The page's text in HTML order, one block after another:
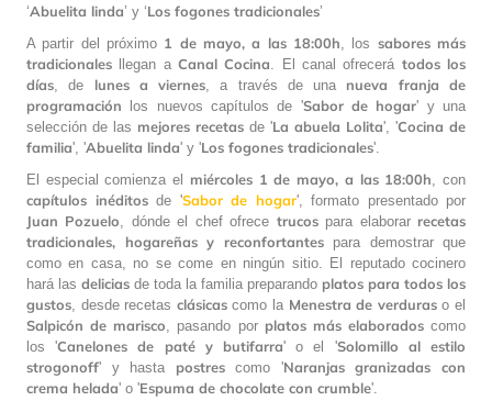
‘Abuelita linda’ y ‘Los fogones tradicionales’
A partir del próximo 1 de mayo, a las 18:00h , los sabores más
tradicionales llegan a Canal Cocina . El canal ofrecerá todos los
días , de lunes a viernes , a través de una nueva franja de
programación los nuevos capítulos de 'Sabor de hogar' y una
selección de las mejores recetas de 'La abuela Lolita', 'Cocina de
familia', 'Abuelita linda' y 'Los fogones tradicionales'.
El especial comienza el miércoles 1 de mayo, a las 18:00h , con
capítulos inéditosde 'Sabor de hogar', formato presentado por
Juan Pozuelo , dónde el chef ofrece trucospara elaborar recetas
tradicionales, hogareñas y reconfortantespara demostrar que
como en casa, no se come en ningún sitio. El reputado cocinero
hará las delicias de toda la familia preparando platos para todos los
gustos , desde recetas clásicascomo la Menestra de verduraso el
Salpicón de marisco , pasando por platos más elaboradoscomo
los 'Canelones de paté y butifarra' o el 'Solomillo al estilo
strogonoff' y hasta postrescomo 'Naranjas granizadas con
crema helada' o 'Espuma de chocolate con crumble'.